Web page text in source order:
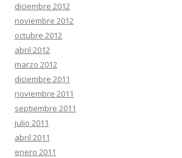
diciembre 2012
noviembre 2012
octubre 2012
abril 2012
marzo 2012
diciembre 2011
noviembre 2011
septiembre 2011
julio 2011
abril 2011
enero 2011